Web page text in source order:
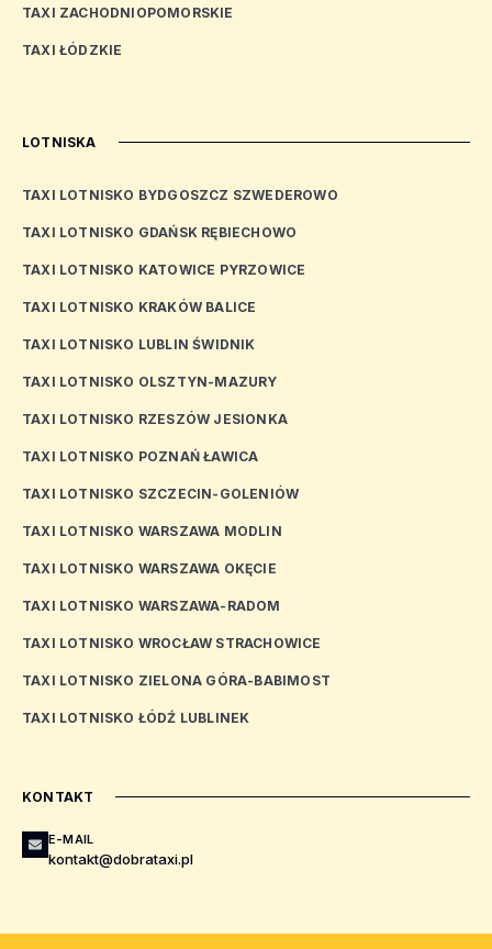
TAXI ZACHODNIOPOMORSKIE
TAXI ŁÓDZKIE
LOTNISKA
TAXI LOTNISKO BYDGOSZCZ SZWEDEROWO
TAXI LOTNISKO GDAŃSK RĘBIECHOWO
TAXI LOTNISKO KATOWICE PYRZOWICE
TAXI LOTNISKO KRAKÓW BALICE
TAXI LOTNISKO LUBLIN ŚWIDNIK
TAXI LOTNISKO OLSZTYN-MAZURY
TAXI LOTNISKO RZESZÓW JESIONKA
TAXI LOTNISKO POZNAŃ ŁAWICA
TAXI LOTNISKO SZCZECIN-GOLENIÓW
TAXI LOTNISKO WARSZAWA MODLIN
TAXI LOTNISKO WARSZAWA OKĘCIE
TAXI LOTNISKO WARSZAWA-RADOM
TAXI LOTNISKO WROCŁAW STRACHOWICE
TAXI LOTNISKO ZIELONA GÓRA-BABIMOST
TAXI LOTNISKO ŁÓDŹ LUBLINEK
KONTAKT
E-MAIL
kontakt@dobrataxi.pl